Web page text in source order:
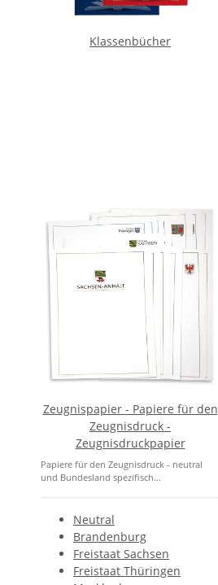
Klassenbücher
Zeugnispapier - Papiere für den
Zeugnisdruck -
Zeugnisdruckpapier
Papiere für den Zeugnisdruck - neutral
und Bundesland spezifisch...
Neutral
Brandenburg
Freistaat Sachsen
Freistaat Thüringen